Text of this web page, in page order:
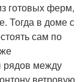
готовых ферм,
Тогда в доме с
сам по
рядов между